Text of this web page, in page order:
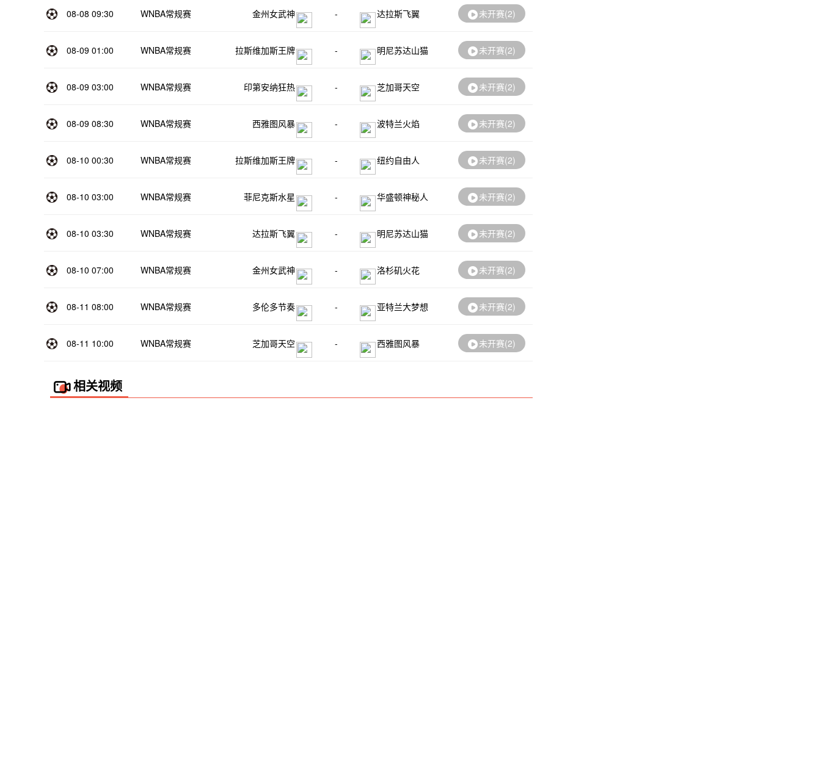
08-08 09:30 WNBA常规赛 金州女武神 - 达拉斯飞翼 未开赛(2)
08-09 01:00 WNBA常规赛 拉斯维加斯王牌 - 明尼苏达山猫 未开赛(2)
08-09 03:00 WNBA常规赛 印第安纳狂热 - 芝加哥天空 未开赛(2)
08-09 08:30 WNBA常规赛 西雅图风暴 - 波特兰火焰 未开赛(2)
08-10 00:30 WNBA常规赛 拉斯维加斯王牌 - 纽约自由人 未开赛(2)
08-10 03:00 WNBA常规赛 菲尼克斯水星 - 华盛顿神秘人 未开赛(2)
08-10 03:30 WNBA常规赛 达拉斯飞翼 - 明尼苏达山猫 未开赛(2)
08-10 07:00 WNBA常规赛 金州女武神 - 洛杉矶火花 未开赛(2)
08-11 08:00 WNBA常规赛 多伦多节奏 - 亚特兰大梦想 未开赛(2)
08-11 10:00 WNBA常规赛 芝加哥天空 - 西雅图风暴 未开赛(2)
相关视频